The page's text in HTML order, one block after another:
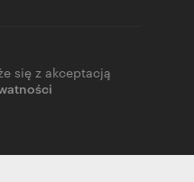
się z akceptacją